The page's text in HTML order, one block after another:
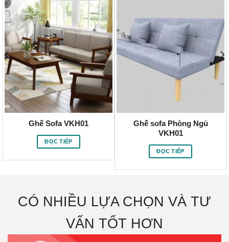
Ghế Sofa VKH01
ĐỌC TIẾP
Ghế sofa Phòng Ngủ
VKH01
ĐỌC TIẾP
CÓ NHIỀU LỰA CHỌN VÀ TƯ
VẤN TỐT HƠN